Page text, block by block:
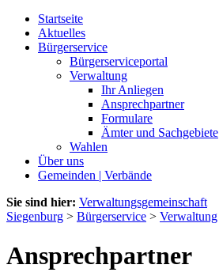
Startseite
Aktuelles
Bürgerservice
Bürgerserviceportal
Verwaltung
Ihr Anliegen
Ansprechpartner
Formulare
Ämter und Sachgebiete
Wahlen
Über uns
Gemeinden | Verbände
Sie sind hier: Verwaltungsgemeinschaft
Siegenburg > Bürgerservice > Verwaltung
Ansprechpartner